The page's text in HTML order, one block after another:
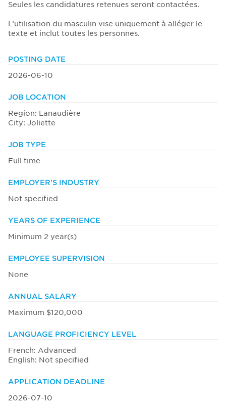
Seules les candidatures retenues seront contactées.
L’utilisation du masculin vise uniquement à alléger le
texte et inclut toutes les personnes.
POSTING DATE
2026-06-10
JOB LOCATION
Region: Lanaudière
City: Joliette
JOB TYPE
Full time
EMPLOYER'S INDUSTRY
Not specified
YEARS OF EXPERIENCE
Minimum 2 year(s)
EMPLOYEE SUPERVISION
None
ANNUAL SALARY
Maximum $120,000
LANGUAGE PROFICIENCY LEVEL
French: Advanced
English: Not specified
APPLICATION DEADLINE
2026-07-10